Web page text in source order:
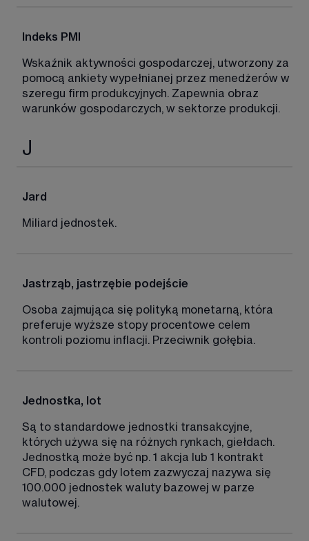
Indeks PMI
Wskaźnik aktywności gospodarczej, utworzony za
pomocą ankiety wypełnianej przez menedżerów w
szeregu firm produkcyjnych. Zapewnia obraz
warunków gospodarczych, w sektorze produkcji.
J
Jard
Miliard jednostek.
Jastrząb, jastrzębie podejście
Osoba zajmująca się polityką monetarną, która
preferuje wyższe stopy procentowe celem
kontroli poziomu inflacji. Przeciwnik gołębia.
Jednostka, lot
Są to standardowe jednostki transakcyjne,
których używa się na różnych rynkach, giełdach.
Jednostką może być np. 1 akcja lub 1 kontrakt
CFD, podczas gdy lotem zazwyczaj nazywa się
100.000 jednostek waluty bazowej w parze
walutowej.